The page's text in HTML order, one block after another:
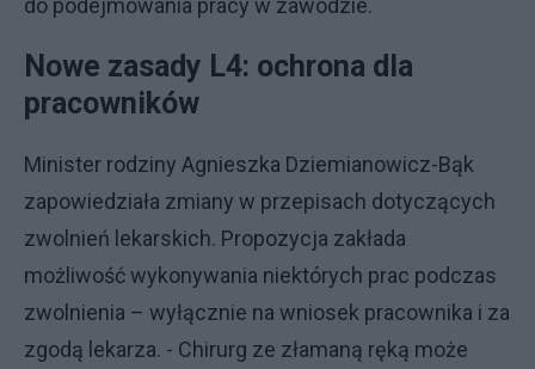
do podejmowania pracy w zawodzie.
Nowe zasady L4: ochrona dla
pracowników
Minister rodziny Agnieszka Dziemianowicz-Bąk
zapowiedziała zmiany w przepisach dotyczących
zwolnień lekarskich. Propozycja zakłada
możliwość wykonywania niektórych prac podczas
zwolnienia – wyłącznie na wniosek pracownika i za
zgodą lekarza. - Chirurg ze złamaną ręką może